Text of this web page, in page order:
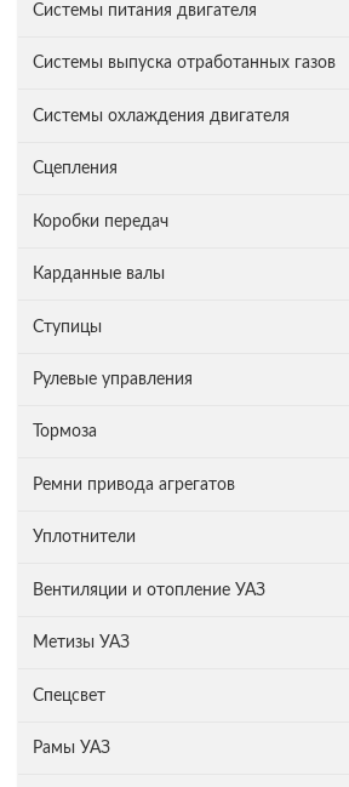
Системы питания двигателя
Системы выпуска отработанных газов
Системы охлаждения двигателя
Сцепления
Коробки передач
Карданные валы
Ступицы
Рулевые управления
Тормоза
Ремни привода агрегатов
Уплотнители
Вентиляции и отопление УАЗ
Метизы УАЗ
Спецсвет
Рамы УАЗ